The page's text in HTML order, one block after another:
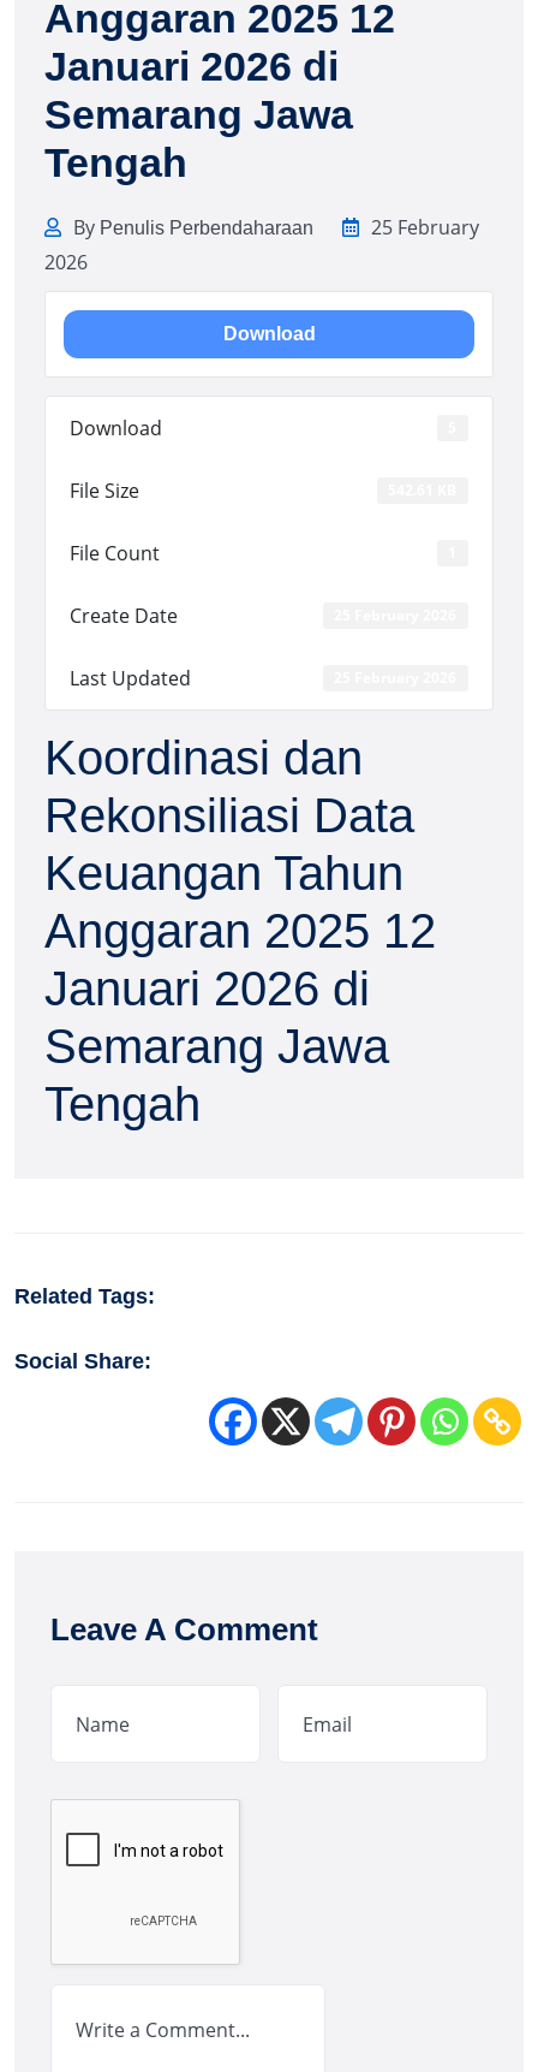
Anggaran 2025 12
Januari 2026 di
Semarang Jawa
Tengah
By Penulis Perbendaharaan
25 February
2026
Download
Download
File Size
File Count
Create Date
Last Updated
Koordinasi dan
Rekonsiliasi Data
Keuangan Tahun
Anggaran 2025 12
Januari 2026 di
Semarang Jawa
Tengah
Related Tags:
Social Share:
Leave A Comment